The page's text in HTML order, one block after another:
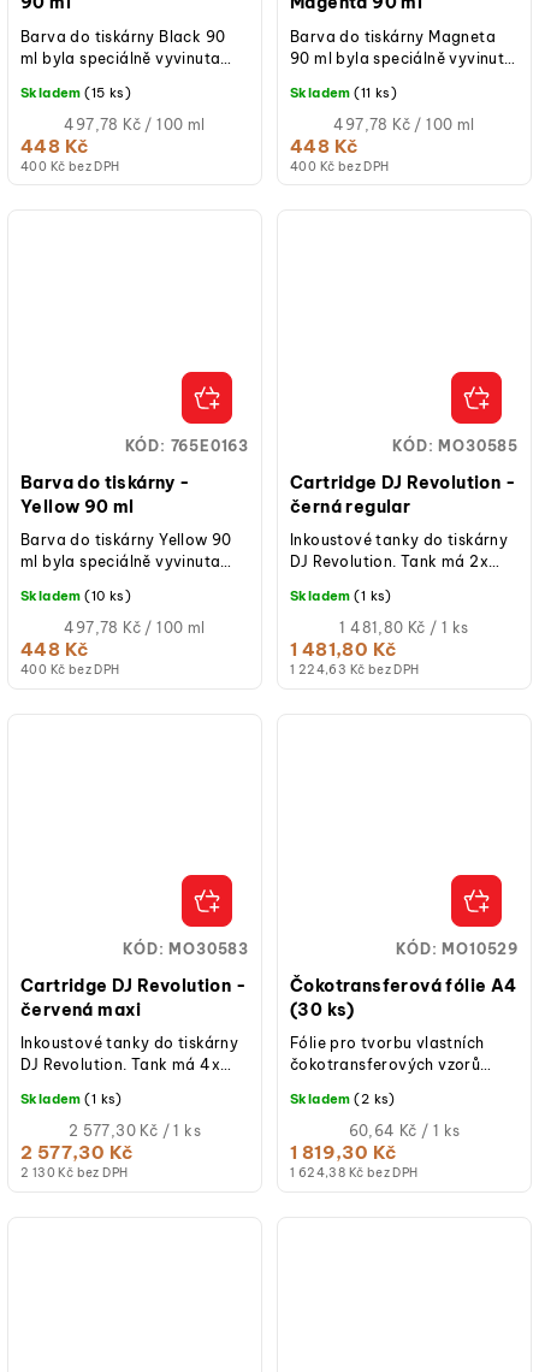
400 Kč bez DPH
448 Kč
Měrná
cena:
497,78 Kč / 100 ml
Skladem (15 ks)
Barva do tiskárny Black 90
ml byla speciálně vyvinuta
Pasticcina 5.0 a díky svému...
400 Kč bez DPH
448 Kč
Měrná
cena:
497,78 Kč / 100 ml
Skladem (11 ks)
Barva do tiskárny Magneta
90 ml byla speciálně vyvinuta
Pasticcina 5.0 a díky svému...
Barva do tiskárny -
Yellow 90 ml
400 Kč bez DPH
448 Kč
Měrná
cena:
497,78 Kč / 100 ml
Skladem (10 ks)
Barva do tiskárny Yellow 90
ml byla speciálně vyvinuta
Pasticcina 5.0 a díky svému...
KÓD: 765E0163
Cartridge DJ Revolution -
černá regular
1 224,63 Kč bez DPH
1 481,80 Kč
Měrná
cena:
1 481,80 Kč / 1 ks
Skladem (1 ks)
Inkoustové tanky do tiskárny
DJ Revolution. Tank má 2x
do předchozího modelu DJ
KÓD:MO30585
Cartridge DJ Revolution -
červená maxi
2 130 Kč bez DPH
2 577,30 Kč
Měrná
cena:
2 577,30 Kč / 1 ks
Skladem (1 ks)
Inkoustové tanky do tiskárny
DJ Revolution. Tank má 4x
do předchozího modelu DJ
KÓD: MO30583
Čokotransferová fólie A4
(30 ks)
1 624,38 Kč bez DPH
1 819,30 Kč
Měrná
cena:
60,64 Kč / 1 ks
Skladem (2 ks)
Fólie pro tvorbu vlastních
čokotransferových vzorů
Formát: A4. V balení 30 ks.
KÓD: MO10529